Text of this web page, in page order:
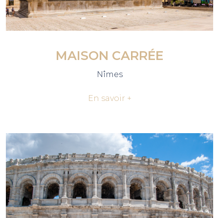
MAISON CARRÉE
Nîmes
En savoir +